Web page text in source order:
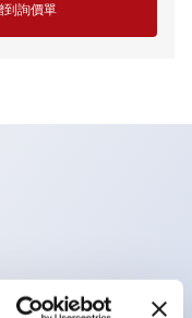
到詢價單
結構